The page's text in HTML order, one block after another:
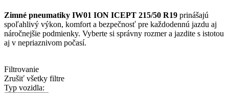
Zimné pneumatiky IW01 ION ICEPT 215/50 R19 prinášajú
spoľahlivý výkon, komfort a bezpečnosť pre každodennú jazdu aj
náročnejšie podmienky. Vyberte si správny rozmer a jazdite s istotou
aj v nepriaznivom počasí.
Filtrovanie
Zrušiť všetky filtre
Typ vozidla: